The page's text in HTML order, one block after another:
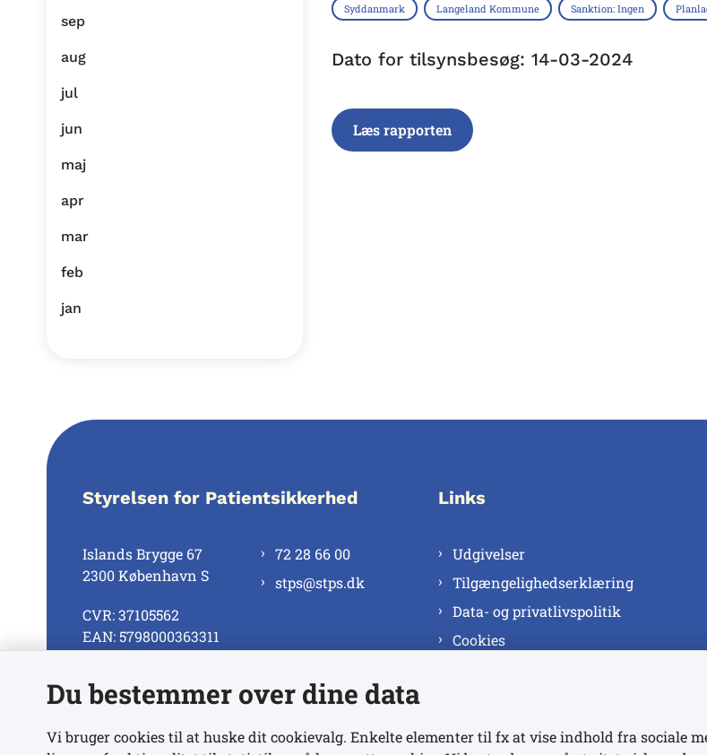
sep
aug
jul
jun
maj
apr
mar
feb
jan
Syddanmark Langeland Kommune Sanktion: Ingen
Dato for tilsynsbesøg: 14-03-2024
Læs rapporten
Styrelsen for Patientsikkerhed
Islands Brygge 67
2300 København S
CVR: 37105562
EAN: 5798000363311
72 28 66 00
stps@stps.dk
Se alle kontaktnumre
Links
Udgivelser
Tilgængelighedserklæring
Data- og privatlivspolitik
Cookies
Du bestemmer over dine data
Vi bruger cookies til at huske dit cookievalg. Enkelte elementer til fx at vise indhold fra sociale